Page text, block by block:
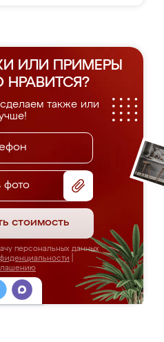
ИЛИ ПРИМЕРЫ
НРАВИТСЯ?
также или
фото
стоимость
персональных данных